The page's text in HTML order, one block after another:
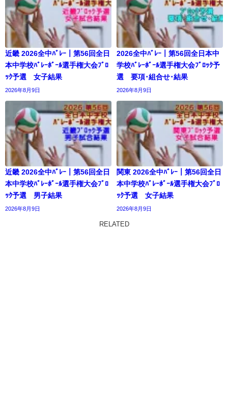
近畿 2026全中ﾊﾞﾚｰ｜第56回全日
本中学校ﾊﾞﾚｰﾎﾞｰﾙ選手権大会ﾌﾞﾛ
ｯｸ予選 女子結果
2026年8月9日
2026全中ﾊﾞﾚｰ｜第56回全日本中
学校ﾊﾞﾚｰﾎﾞｰﾙ選手権大会ﾌﾞﾛｯｸ予
選 要項･組合せ･結果
2026年8月9日
近畿 2026全中ﾊﾞﾚｰ｜第56回全日
本中学校ﾊﾞﾚｰﾎﾞｰﾙ選手権大会ﾌﾞﾛ
ｯｸ予選 男子結果
2026年8月9日
関東 2026全中ﾊﾞﾚｰ｜第56回全日
本中学校ﾊﾞﾚｰﾎﾞｰﾙ選手権大会ﾌﾞﾛ
ｯｸ予選 女子結果
2026年8月9日
RELATED